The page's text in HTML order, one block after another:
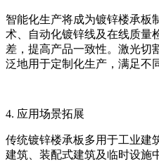
智能化生产将成为镀锌楼承板
术、自动化镀锌线及在线质量
差，提高产品一致性。激光切
泛地用于定制化生产，满足不
4. 应用场景拓展
传统镀锌楼承板多用于工业建
建筑、装配式建筑及临时设施